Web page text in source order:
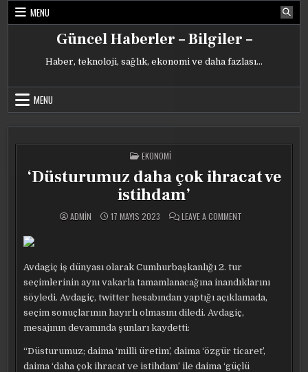
Skip
MENU
Güncel Haberler – Bilgiler –
Haber, teknoloji, sağlık, ekonomi ve daha fazlası…
MENU
POSTED
IN
EKONOMI
‘Düsturumuz daha çok ihracat ve
istihdam’
ADMIN 17 MAYIS 2023 LEAVE A COMMENTON
ISTIHDAM’
Avdagiç iş dünyası olarak Cumhurbaşkanlığı 2. tur
seçimlerinin aynı vakarla tamamlanacağına inandıklarını
söyledi. Avdagiç, twitter hesabından yaptığı açıklamada,
seçim sonuçlarının hayırlı olmasını diledi. Avdagiç,
mesajının devamında şunları kaydetti:
“Düsturumuz; daima ‘milli üretim’, daima ‘özgür ticaret’,
daima ‘daha çok ihracat ve istihdam’ ile daima ‘güçlü